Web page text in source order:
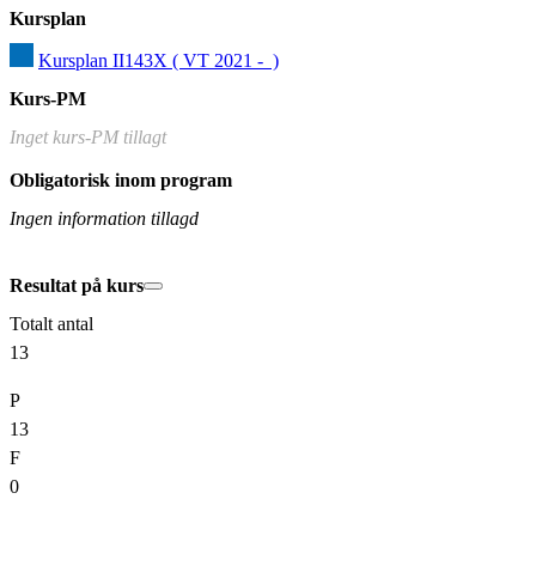
Kursplan
Kursplan II143X ( VT 2021 -  )
Kurs-PM
Inget kurs-PM tillagt
Obligatorisk inom program
Ingen information tillagd
Resultat på kurs
Totalt antal
13
P
13
F
0